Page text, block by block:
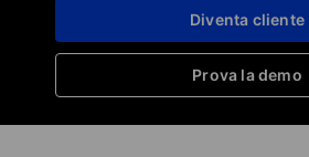
Prova la demo
Diventa cliente